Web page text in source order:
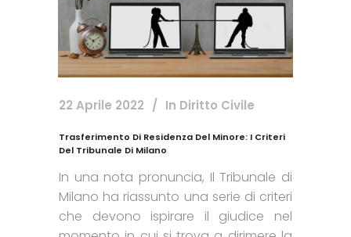
22 Aprile 2022 In Diritto Civile
Trasferimento Di Residenza Del Minore: I Criteri
Del Tribunale Di Milano
In una nota pronuncia, Il Tribunale di
Milano ha riassunto una serie di criteri
che devono ispirare il giudice nel